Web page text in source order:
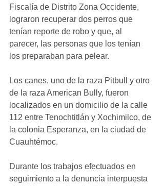
Fiscalía de Distrito Zona Occidente,
lograron recuperar dos perros que
tenían reporte de robo y que, al
parecer, las personas que los tenían
los preparaban para pelear.
Los canes, uno de la raza Pitbull y otro
de la raza American Bully, fueron
localizados en un domicilio de la calle
112 entre Tenochtitlán y Xochimilco, de
la colonia Esperanza, en la ciudad de
Cuauhtémoc.
Durante los trabajos efectuados en
seguimiento a la denuncia interpuesta